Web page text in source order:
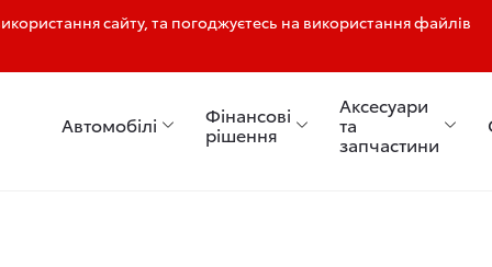
сайту, та погоджуєтесь на використання файлів
Автомобілі Фінансові
рішення
Аксесуари
та
запчастини